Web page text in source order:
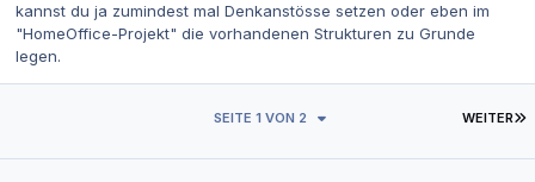
kannst du ja zumindest mal Denkanstösse setzen oder eben im
"HomeOffice-Projekt" die vorhandenen Strukturen zu Grunde
legen.
WEITER
SEITE 1 VON 2